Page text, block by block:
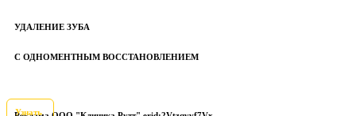
УДАЛЕНИЕ ЗУБА
С ОДНОМЕНТНЫМ ВОССТАНОВЛЕНИЕМ
Узнать